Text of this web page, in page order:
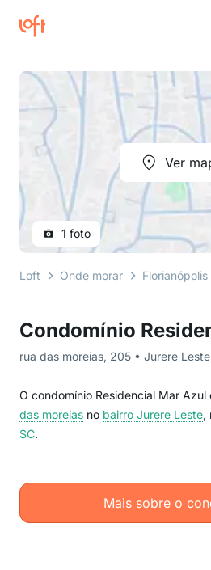
Condomínio
rua das moreias, 205 • Jurere Leste
O condomínio Residencial Mar
das moreias no bairro Jurere Leste,
SC.
Mais sobre o
Ver
1 foto
Loft Onde morar Florianópolis